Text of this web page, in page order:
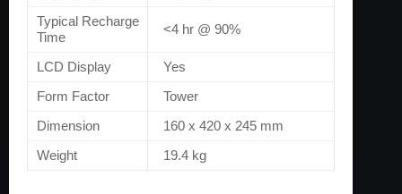
Typical Recharge
Time
<4 hr @ 90%
LCD Display Yes
Form Factor Tower
Dimension 160 x 420 x 245 mm
Weight 19.4 kg